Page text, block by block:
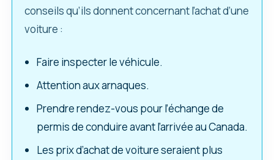
conseils qu’ils donnent concernant l’achat d’une
voiture :
Faire inspecter le véhicule.
Attention aux arnaques.
Prendre rendez-vous pour l’échange de
permis de conduire avant l’arrivée au Canada.
Les prix d’achat de voiture seraient plus